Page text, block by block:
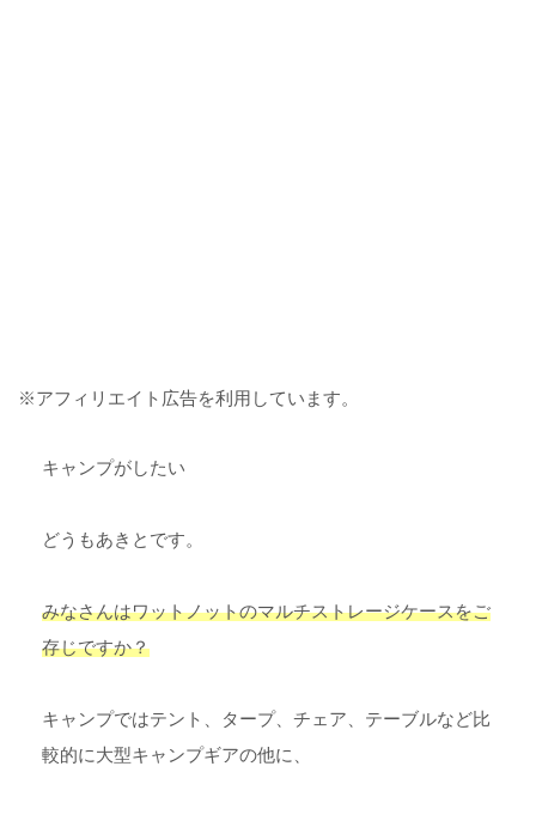
※アフィリエイト広告を利用しています。
キャンプがしたい
どうもあきとです。
みなさんはワットノットのマルチストレージケースをご
存じですか？
キャンプではテント、タープ、チェア、テーブルなど比
較的に大型キャンプギアの他に、